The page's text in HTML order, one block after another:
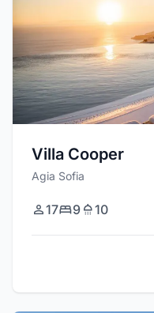
Villa Cooper
Agia Sofia
17 9 10